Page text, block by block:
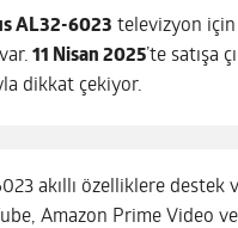
AL32-6023 televizyon için
11 Nisan 2025’te satışa
dikkat çekiyor.
akıllı özelliklere destek
Amazon Prime Video